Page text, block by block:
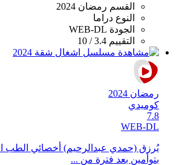
القسم رمضان 2024
النوع دراما
الجودة WEB-DL
التقييم 3.4 / 10
رمضان 2024
كوميدي
7.8
WEB-DL
يُرزق (حمدي عبدالرحيم) أخصائي الطب
بتوأمين بعد فترة من ...